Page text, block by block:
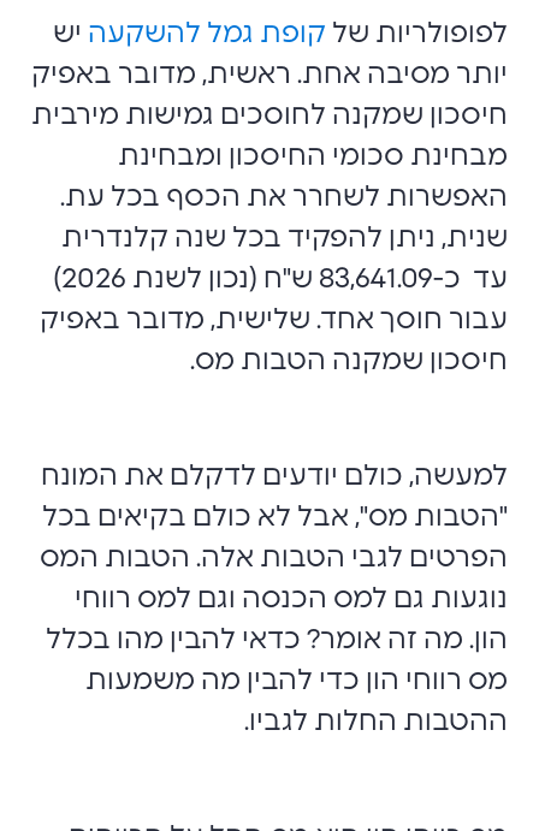
לפופולריות של קופת גמל להשקעה יש
יותר מסיבה אחת. ראשית, מדובר באפיק
חיסכון שמקנה לחוסכים גמישות מירבית
מבחינת סכומי החיסכון ומבחינת
האפשרות לשחרר את הכסף בכל עת.
שנית, ניתן להפקיד בכל שנה קלנדרית
עד כ-83,641.09 ש"ח (נכון לשנת 2026)
עבור חוסך אחד. שלישית, מדובר באפיק
חיסכון שמקנה הטבות מס.
למעשה, כולם יודעים לדקלם את המונח
"הטבות מס", אבל לא כולם בקיאים בכל
הפרטים לגבי הטבות אלה. הטבות המס
נוגעות גם למס הכנסה וגם למס רווחי
הון. מה זה אומר? כדאי להבין מהו בכלל
מס רווחי הון כדי להבין מה משמעות
ההטבות החלות לגביו.